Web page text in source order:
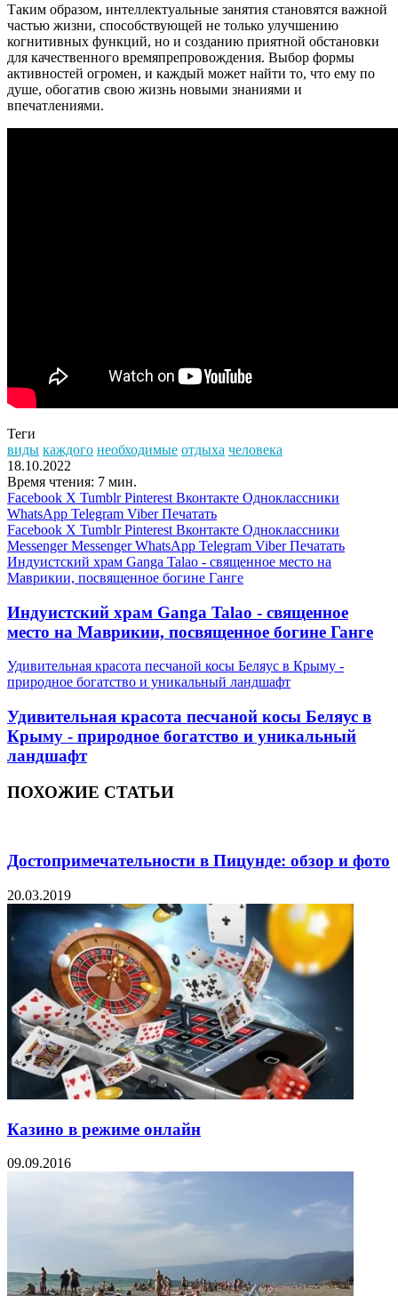
Таким образом, интеллектуальные занятия становятся важной
частью жизни, способствующей не только улучшению
когнитивных функций, но и созданию приятной обстановки
для качественного времяпрепровождения. Выбор формы
активностей огромен, и каждый может найти то, что ему по
душе, обогатив свою жизнь новыми знаниями и
впечатлениями.
Теги
виды каждого необходимые отдыха человека
18.10.2022
Время чтения: 7 мин.
Facebook X Tumblr Pinterest Вконтакте Одноклассники
WhatsApp Telegram Viber Печатать
Facebook X Tumblr Pinterest Вконтакте Одноклассники
Messenger Messenger WhatsApp Telegram Viber Печатать
Индуистский храм Ganga Talao - священное место на
Маврикии, посвященное богине Ганге
Индуистский храм Ganga Talao - священное
место на Маврикии, посвященное богине Ганге
Удивительная красота песчаной косы Беляус в Крыму -
природное богатство и уникальный ландшафт
Удивительная красота песчаной косы Беляус в
Крыму - природное богатство и уникальный
ландшафт
ПОХОЖИЕ СТАТЬИ
Достопримечательности в Пицунде: обзор и фото
20.03.2019
Казино в режиме онлайн
09.09.2016